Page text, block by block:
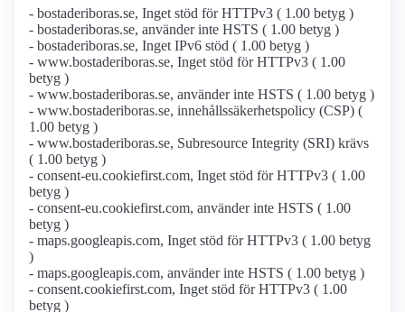
- bostaderiboras.se, Inget stöd för HTTPv3 ( 1.00 betyg )
- bostaderiboras.se, använder inte HSTS ( 1.00 betyg )
- bostaderiboras.se, Inget IPv6 stöd ( 1.00 betyg )
- www.bostaderiboras.se, Inget stöd för HTTPv3 ( 1.00
betyg )
- www.bostaderiboras.se, använder inte HSTS ( 1.00 betyg )
- www.bostaderiboras.se, innehållssäkerhetspolicy (CSP) (
1.00 betyg )
- www.bostaderiboras.se, Subresource Integrity (SRI) krävs
( 1.00 betyg )
- consent-eu.cookiefirst.com, Inget stöd för HTTPv3 ( 1.00
betyg )
- consent-eu.cookiefirst.com, använder inte HSTS ( 1.00
betyg )
- maps.googleapis.com, Inget stöd för HTTPv3 ( 1.00 betyg
)
- maps.googleapis.com, använder inte HSTS ( 1.00 betyg )
- consent.cookiefirst.com, Inget stöd för HTTPv3 ( 1.00
betyg )